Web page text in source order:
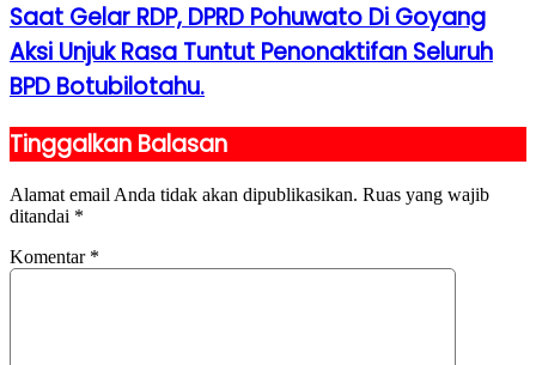
Saat Gelar RDP, DPRD Pohuwato Di Goyang
Aksi Unjuk Rasa Tuntut Penonaktifan Seluruh
BPD Botubilotahu.
Tinggalkan Balasan
Alamat email Anda tidak akan dipublikasikan. Ruas yang wajib
ditandai *
Komentar *